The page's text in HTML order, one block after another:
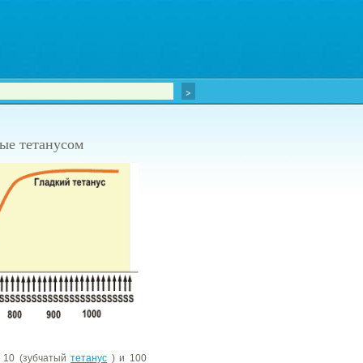
тетанусом
10 (зубчатыйтетанус ) и 100